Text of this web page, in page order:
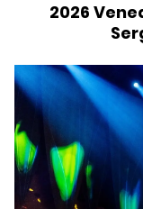
2026